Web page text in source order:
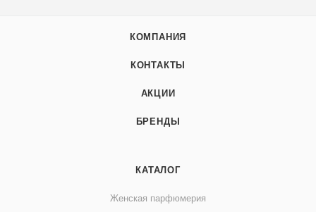
КОМПАНИЯ
КОНТАКТЫ
АКЦИИ
БРЕНДЫ
КАТАЛОГ
Женская парфюмерия